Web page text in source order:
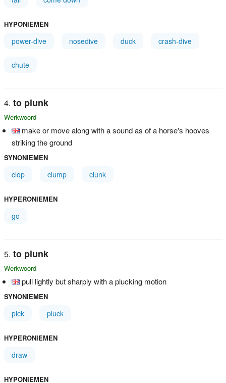
HYPONIEMEN
power-dive nosedive duck crash-dive
chute
to plunk
Werkwoord
make or move along with a sound as of a horse's hooves
striking the ground
SYNONIEMEN
clop clump clunk
HYPERONIEMEN
go
to plunk
Werkwoord
pull lightly but sharply with a plucking motion
SYNONIEMEN
pick pluck
HYPERONIEMEN
draw
HYPONIEMEN